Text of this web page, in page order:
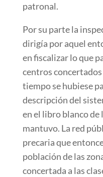
patronal.
Por su parte la
dirigía por aquel
en fiscalizar lo que
centros concertados
tiempo se hubiese
descripción del
en el libro blanco de
mantuvo. La red
precaria que
población de las
concertada a las